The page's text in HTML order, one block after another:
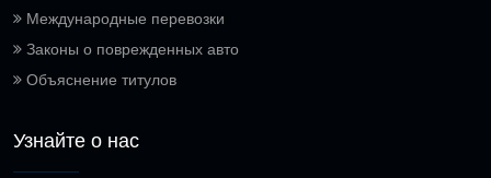
Международные перевозки
Законы о поврежденных авто
Объяснение титулов
Узнайте о нас